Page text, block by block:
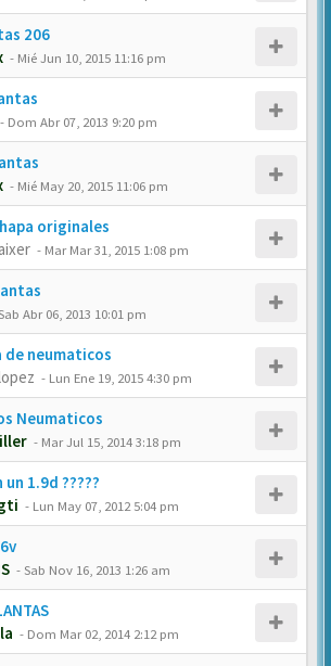
206
- Mié Jun 10, 2015 11:16 pm
- Dom Abr 07, 2013 9:20 pm
- Mié May 20, 2015 11:06 pm
originales
- Mar Mar 31, 2015 1:08 pm
Abr 06, 2013 10:01 pm
de neumaticos
- Lun Ene 19, 2015 4:30 pm
Neumaticos
- Mar Jul 15, 2014 3:18 pm
1.9d ?????
- Lun May 07, 2012 5:04 pm
-Sab Nov 16, 2013 1:26 am
- Dom Mar 02, 2014 2:12 pm